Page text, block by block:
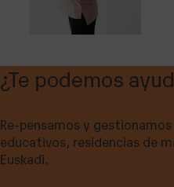
¿Te podemos
Re-pensamos y
educativos, residencias de
Euskadi.